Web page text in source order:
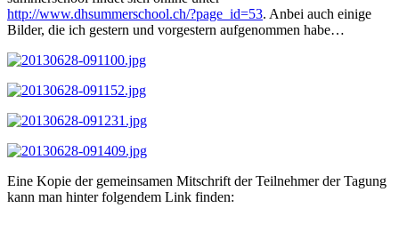
http://www.dhsummerschool.ch/?page_id=53. Anbei auch einige
Bilder, die ich gestern und vorgestern aufgenommen habe…
Eine Kopie der gemeinsamen Mitschrift der Teilnehmer der Tagung
kann man hinter folgendem Link finden: